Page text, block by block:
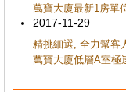
萬寶大廈最新1房單
2017-11-29
精挑細選, 全力幫客
萬寶大廈低層A室極